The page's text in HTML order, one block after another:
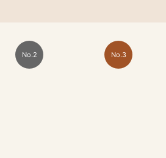
No.2 No.3